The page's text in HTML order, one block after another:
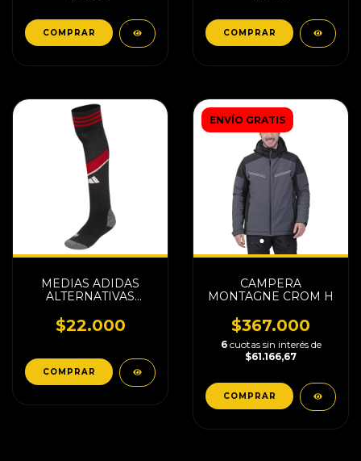
COMPRAR COMPRAR
MEDIAS ADIDAS
ALTERNATIVAS
$22.000
COMPRAR
ENVÍO GRATIS
CAMPERA
MONTAGNE CROM H
$367.000
6 cuotas sin interés de
$61.166,67
COMPRAR